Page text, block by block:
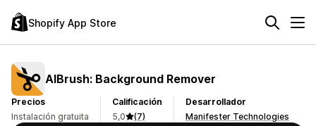
Shopify App Store
AIBrush: Background Remover
Precios
Instalación gratuita
Calificación
5,0
(7)
Desarrollador
Manifester Technologies